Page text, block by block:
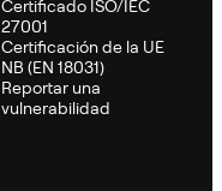
Certificado ISO/IEC
27001
Certificación de la UE
NB (EN 18031)
Reportar una
vulnerabilidad